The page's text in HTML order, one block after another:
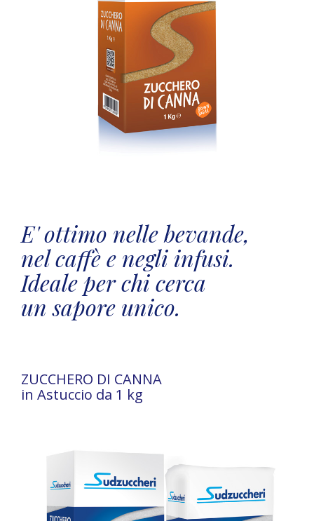
E' ottimo nelle bevande,
nel caffè e negli infusi.
Ideale per chi cerca
un sapore unico.
ZUCCHERO DI CANNA
in Astuccio da 1 kg